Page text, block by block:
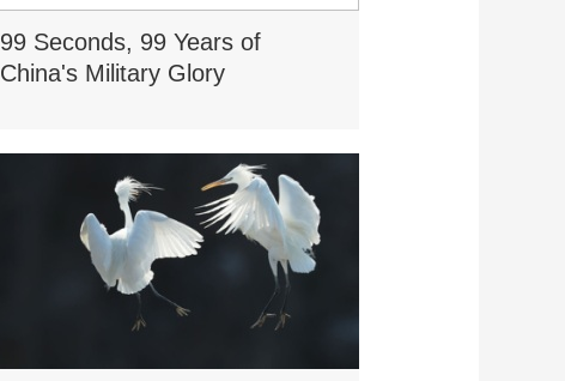
99 Seconds, 99 Years of
China's Military Glory